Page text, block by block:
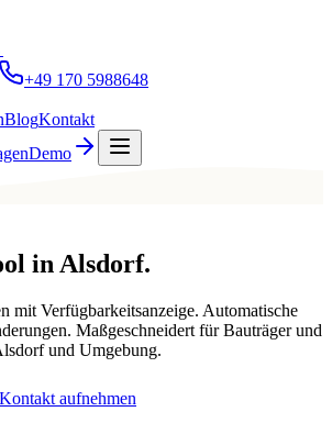
+49 170 5988648
BlogKontakt
Demo
inAlsdorf.
mit Verfügbarkeitsanzeige. Automatische
Maßgeschneidert für Bauträger und
und Umgebung.
Kontakt aufnehmen